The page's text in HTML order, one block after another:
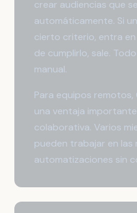
crear audiencias que
automáticamente. Si
cierto criterio, entra en
de cumplirlo, sale.
manual.
Para equipos
una ventaja
colaborativa. Varios
pueden trabajar en las
automatizaciones sin